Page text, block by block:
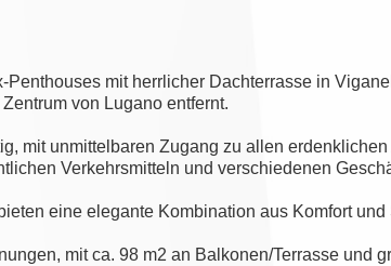
mit herrlicher Dachterrasse in
von Lugano entfernt.
mit unmittelbaren Zugang zu allen
Verkehrsmitteln und verschiedenen
eine elegante Kombination aus Komfort und
mit ca. 98 m2 an Balkonen/Terrasse und